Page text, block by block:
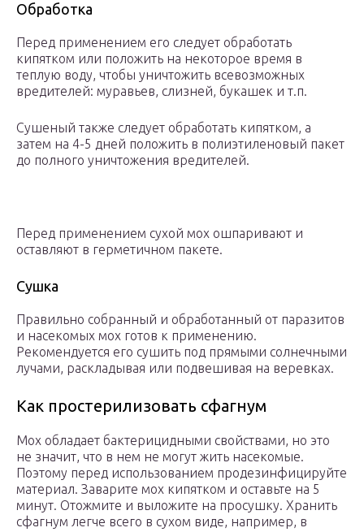
Обработка
Перед применением его следует обработать
кипятком или положить на некоторое время в
теплую воду, чтобы уничтожить всевозможных
вредителей: муравьев, слизней, букашек и т.п.
Сушеный также следует обработать кипятком, а
затем на 4-5 дней положить в полиэтиленовый пакет
до полного уничтожения вредителей.
Перед применением сухой мох ошпаривают и
оставляют в герметичном пакете.
Сушка
Правильно собранный и обработанный от паразитов
и насекомых мох готов к применению.
Рекомендуется его сушить под прямыми солнечными
лучами, раскладывая или подвешивая на веревках.
Как простерилизовать сфагнум
Мох обладает бактерицидными свойствами, но это
не значит, что в нем не могут жить насекомые.
Поэтому перед использованием продезинфицируйте
материал. Заварите мох кипятком и оставьте на 5
минут. Отожмите и выложите на просушку. Хранить
сфагнум легче всего в сухом виде, например, в